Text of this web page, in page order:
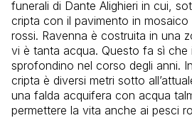
funerali di Dante Alighieri in cui,
cripta con il pavimento in
rossi. Ravenna è costruita in una
vi è tanta acqua. Questo fa sì che
sprofondino nel corso degli anni.
cripta è diversi metri sotto
una falda acquifera con acqua
permettere la vita anche ai pesci